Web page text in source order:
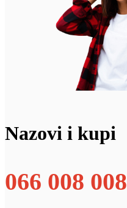
Nazovi i kupi
066 008 008